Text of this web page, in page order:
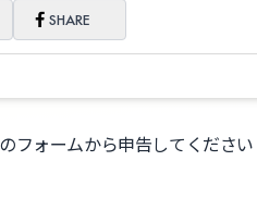
SHARE
のフォームから申告してください